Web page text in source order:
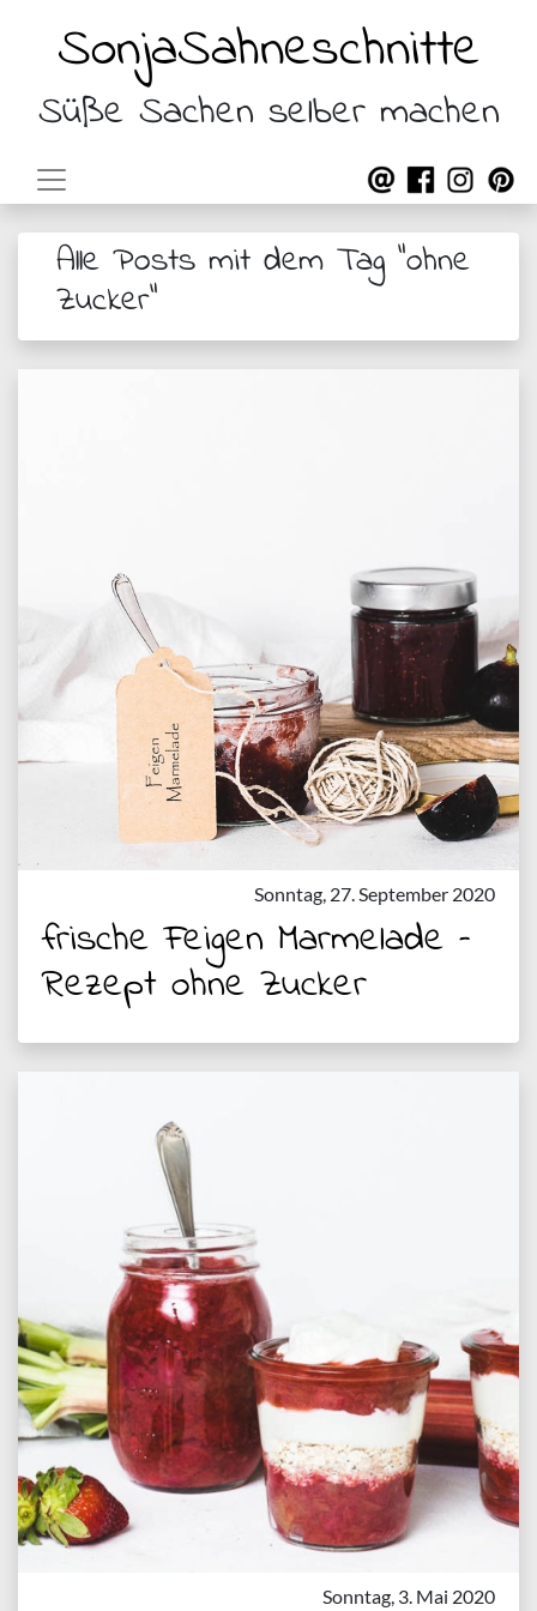
SonjaSahneschnitte
Süße Sachen selber machen
Alle Posts mit dem Tag "ohne
Zucker"
Sonntag, 27. September 2020
frische Feigen Marmelade –
Rezept ohne Zucker
Sonntag, 3. Mai 2020